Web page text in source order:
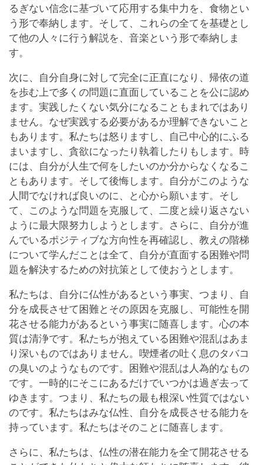
るぎない信念に基づいて応用する集中力を、食物とい
う形で奉納します。そして、これらの全てを基礎とし
て他の人々に行う解説を、音楽という形で奉納しま
す。
次に、自分自身に対して完全に正直になり、帰依の道
を歩む上で多くの問題に直面していることを公に認め
ます。実践したくない気分になることもまれではあり
ません。なぜ実践する必要があるか理解できないこと
もあります。私たちは怒りますし、自己中心的にふる
まいますし、貪欲になったり執着したりもします。時
には、自分が人生で何をしたいのか分からなくなるこ
ともあります。そして後悔します。自分がこのような
人間でなければ良いのに、と心から願います。そし
て、このような問題を克服して、二度と繰り返さない
ように最大限努力しようとします。さらに、自分が進
んでいるポジティブな方向性を再確認し、教えの階梯
について学んだことは全て、自分が直面する困難や問
題を解決するための対抗策として使おうとします。
私たちは、自分に仏性があるという事実、つまり、自
分を成長させて困難とその原因を克服し、可能性を開
花させる能力があるという事実に随喜します。心の本
質は清浄です。私たちが抱えている困難や混乱はあま
り深いものではありません。喫煙者の吐く息のタバコ
の臭いのようなものです。困難や混乱は人為的なもの
です。一時的にそこにあるだけでいつかは過ぎ去って
ゆきます。つまり、私たちの最も根深い性質ではない
のです。私たちはみな仏性、自分を成長させる能力を
持っています。私たちはそのことに随喜します。
さらに、私たちは、仏性の潜在能力を全て開花させる